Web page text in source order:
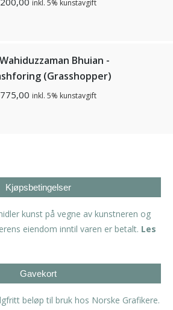
inkl. 5% kunstavgift
Bhuian -
(Grasshopper)
inkl. 5% kunstavgift
Kjøpsbetingelser
kunst på vegne av kunstneren og
eiendom inntil varen er betalt. Les
Gavekort
beløp til bruk hos Norske Grafikere.